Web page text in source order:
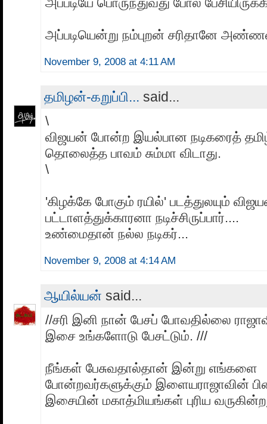
அப்படியென்று நம்புறன் சரிதானே
November 9, 2008 at 4:11 AM
தமிழன்-கறுப்பி... said...
\
விஜயன் போன்ற இயல்பான நடிகரைத்
தொலைத்த பாவம் சும்மா விடாது.
\
'கிழக்கே போகும் ரயில்' படத்துலயும்
பட்டாளத்துக்காரனா நடிச்சிருப்பார்....
உண்மைதான் நல்ல நடிகர்...
November 9, 2008 at 4:14 AM
ஆயில்யன் said...
//சரி இனி நான் பேசப் போவதில்லை
இசை உங்களோடு பேசட்டும். ///
நீங்கள் பேசுவதால்தான் இன்று எங்களை
போன்றவர்களுக்கும் இளையராஜாவின்
இசையின் மகாத்மியங்கள் புரிய